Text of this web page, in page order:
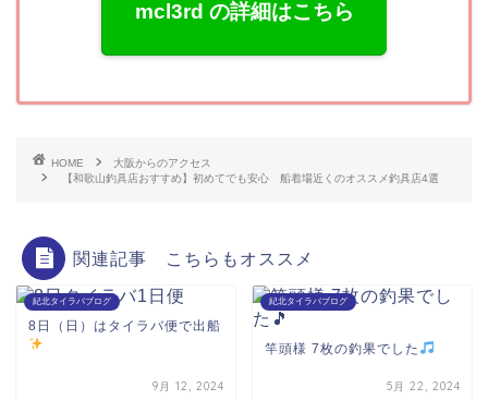
mcl3rd の詳細はこちら
HOME
大阪からのアクセス
【和歌山釣具店おすすめ】初めてでも安心 船着場近くのオススメ釣具店4選
関連記事 こちらもオススメ
紀北タイラバブログ
8日（日）はタイラバ便で出船
9月 12, 2024
紀北タイラバブログ
竿頭様 7枚の釣果でした
5月 22, 2024